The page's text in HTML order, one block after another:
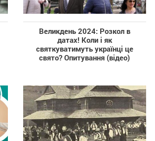
Великдень 2024: Розкол в
датах! Коли і як
святкуватимуть українці це
свято? Опитування (відео)